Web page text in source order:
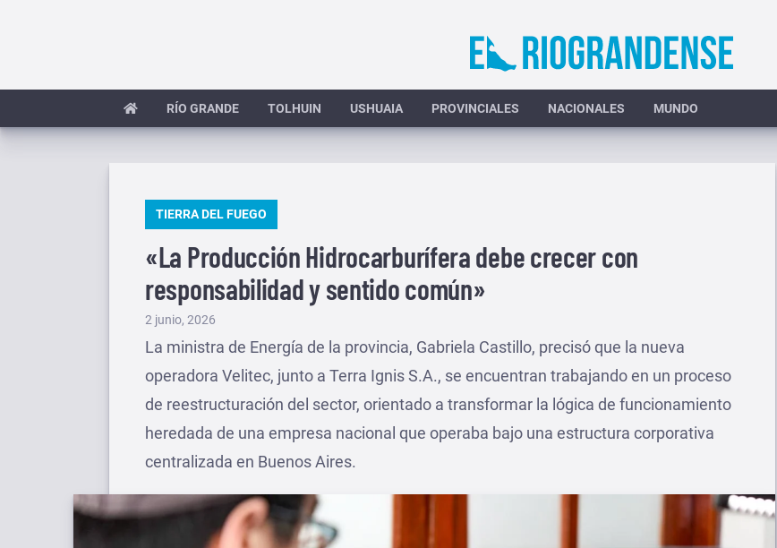
RÍO GRANDE TOLHUIN USHUAIA PROVINCIALES NACIONALES MUNDO
PUBLICADO
TIERRA DEL FUEGO
«La Producción Hidrocarburífera debe crecer con
responsabilidad y sentido común»
Publicado
el
2 junio, 2026
La ministra de Energía de la provincia, Gabriela Castillo, precisó que la nueva
operadora Velitec, junto a Terra Ignis S.A., se encuentran trabajando en un proceso
de reestructuración del sector, orientado a transformar la lógica de funcionamiento
heredada de una empresa nacional que operaba bajo una estructura corporativa
centralizada en Buenos Aires.